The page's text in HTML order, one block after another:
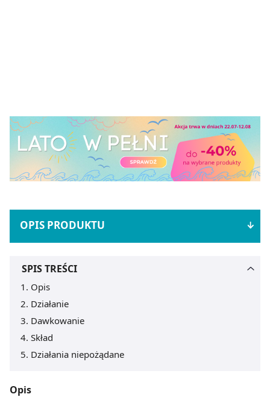
OPIS PRODUKTU
SPIS TREŚCI
Opis
Działanie
Dawkowanie
Skład
Działania niepożądane
Opis